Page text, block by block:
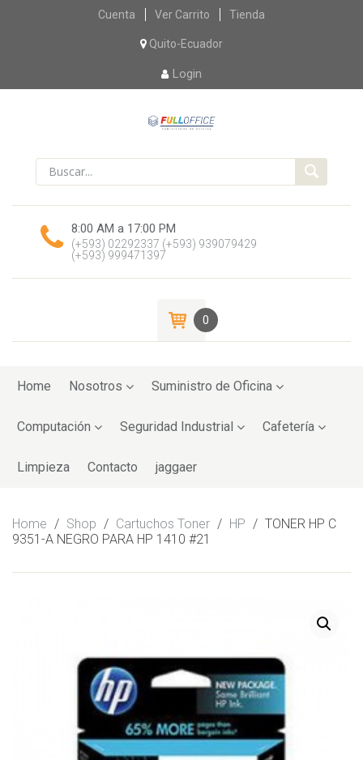
Skip
content
Cuenta Ver Carrito Tienda
Quito-Ecuador
Login
8:00 AM a 17:00 PM
(+593) 02292337 (+593) 939079429
(+593) 999471397
0
toHome Nosotros Suministro de Oficina
Computación Seguridad Industrial Cafetería
Limpieza Contacto jaggaer
Home / Shop / Cartuchos Toner / HP / TONER HP C
9351-A NEGRO PARA HP 1410 #21